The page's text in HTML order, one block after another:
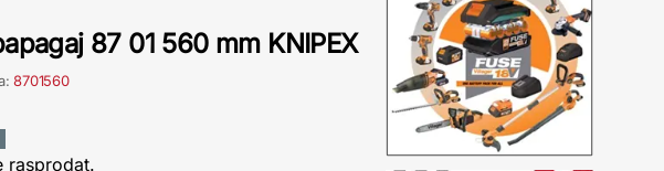
87 01 560 mm KNIPEX
8701560
rasprodat.